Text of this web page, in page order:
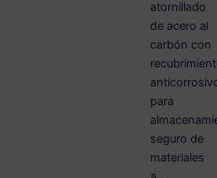
atornillado
de acero al
carbón con
para
seguro de
materiales